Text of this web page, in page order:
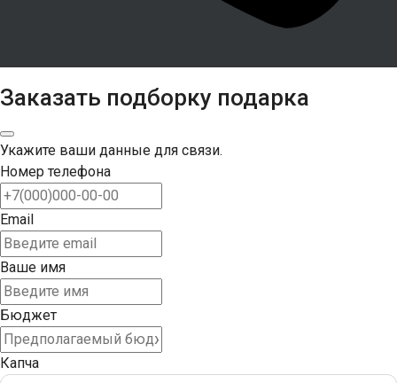
Заказать подборку подарка
Укажите ваши данные для связи.
Номер телефона
Email
Ваше имя
Бюджет
Капча